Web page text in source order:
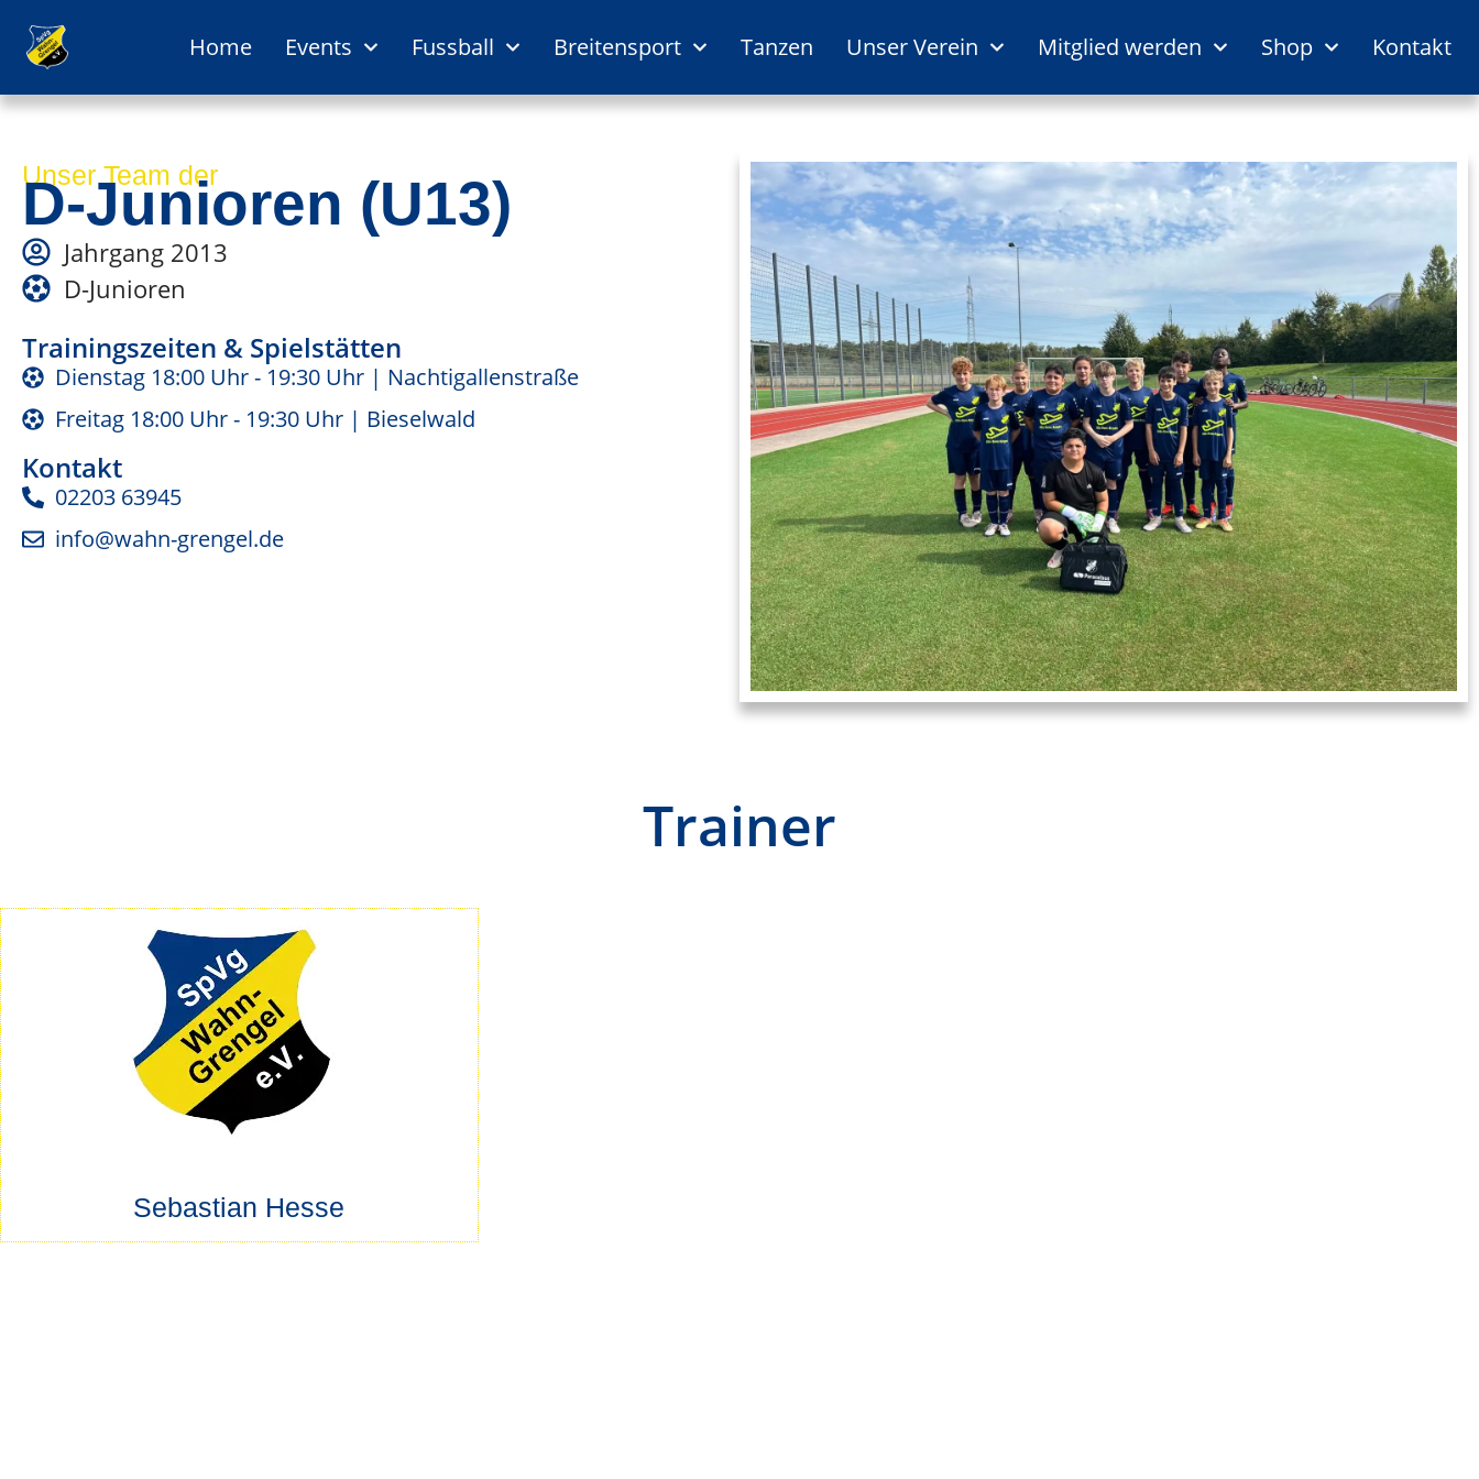
springen
Home Events Fussball Breitensport Tanzen Unser Verein Mitglied werden Shop Kontakt
Unser Team der
D-Junioren (U13)
Jahrgang 2013
D-Junioren
Trainingszeiten & Spielstätten
Dienstag 18:00 Uhr - 19:30 Uhr | Nachtigallenstraße
Freitag 18:00 Uhr - 19:30 Uhr | Bieselwald
Kontakt
02203 63945
info@wahn-grengel.de
Trainer
Sebastian Hesse